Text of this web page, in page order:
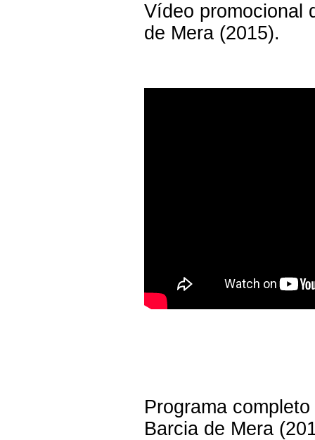
Vídeo promocional
de Mera (2015).
Programa
Barcia de Mera